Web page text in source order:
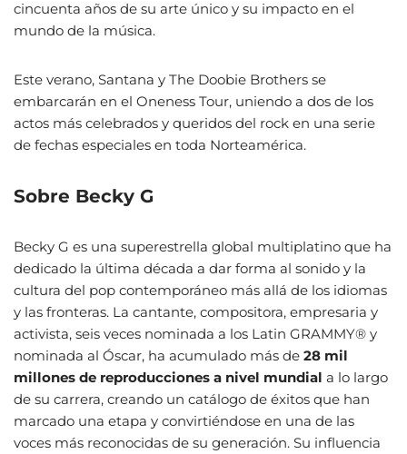
cincuenta años de su arte único y su impacto en el
mundo de la música.
Este verano, Santana y The Doobie Brothers se
embarcarán en el Oneness Tour, uniendo a dos de los
actos más celebrados y queridos del rock en una serie
de fechas especiales en toda Norteamérica.
Sobre Becky G
Becky G es una superestrella global multiplatino que ha
dedicado la última década a dar forma al sonido y la
cultura del pop contemporáneo más allá de los idiomas
y las fronteras. La cantante, compositora, empresaria y
activista, seis veces nominada a los Latin GRAMMY® y
nominada al Óscar, ha acumulado más de 28 mil
millones de reproducciones a nivel mundial a lo largo
de su carrera, creando un catálogo de éxitos que han
marcado una etapa y convirtiéndose en una de las
voces más reconocidas de su generación. Su influencia